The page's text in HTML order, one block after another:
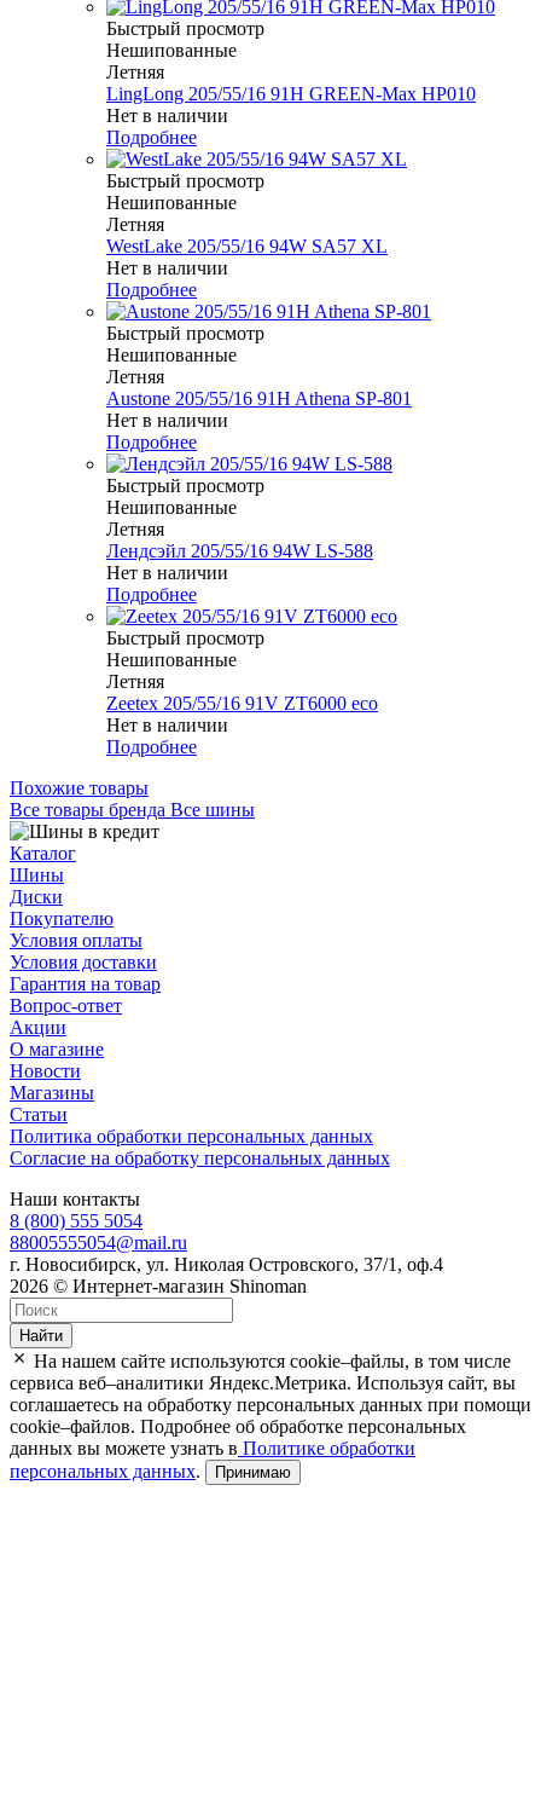
Быстрый просмотр
Нешипованные
Летняя
LingLong 205/55/16 91H GREEN-Max HP010
Нет в наличии
Подробнее
Быстрый просмотр
Нешипованные
Летняя
WestLake 205/55/16 94W SA57 XL
Нет в наличии
Подробнее
Быстрый просмотр
Нешипованные
Летняя
Austone 205/55/16 91H Athena SP-801
Нет в наличии
Подробнее
Быстрый просмотр
Нешипованные
Летняя
Лендсэйл 205/55/16 94W LS-588
Нет в наличии
Подробнее
Быстрый просмотр
Нешипованные
Летняя
Zeetex 205/55/16 91V ZT6000 eco
Нет в наличии
Подробнее
Похожие товары
Все товары бренда Все шины
Каталог
Шины
Диски
Покупателю
Условия оплаты
Условия доставки
Гарантия на товар
Вопрос-ответ
Акции
О магазине
Новости
Магазины
Статьи
Политика обработки персональных данных
Согласие на обработку персональных данных
Наши контакты
8 (800) 555 5054
88005555054@mail.ru
г. Новосибирск, ул. Николая Островского, 37/1, оф.4
2026 © Интернет-магазин Shinoman
Найти
На нашем сайте используются cookie–файлы, в том числе
сервиса веб–аналитики Яндекс.Метрика. Используя сайт, вы
соглашаетесь на обработку персональных данных при помощи
cookie–файлов. Подробнее об обработке персональных
данных вы можете узнать в Политике обработки
персональных данных. Принимаю